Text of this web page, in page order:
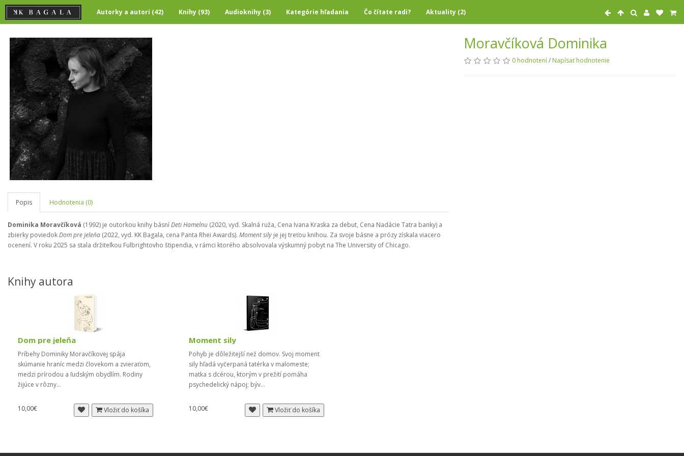
Autorky a autori (42) Knihy (93) Audioknihy (3) Kategórie hľadania Čo čítate radi? Aktuality (2)
Popis Hodnotenia (0)
Dominika Moravčíková (1992) je outorkou knihy básníDeti Hamelnu (2020, vyd. Skalná ruža, Cena Ivana Kraska za debut, Cena Nadácie Tatra banky) a
zbierky poviedokDom pre jeleňa (2022, vyd. KK Bagala, cena Panta Rhei Awards). Moment sily je jej treťou knihou. Za svoje básne a prózy získala viacero
ocenení. V roku 2025 sa stala držiteľkou Fulbrightovho štipendia, v rámci ktorého absolvovala výskumný pobyt na The University of Chicago.
Moravčíková Dominika
0 hodnotení/ Napísať hodnotenie
Knihy autora
Dom pre jeleňa
Príbehy Dominiky Moravčíkovej spája
skúmanie hraníc medzi človekom a zvieraťom,
medzi prírodou a ľudským obydlím. Rodiny
žijúce v rôzny...
10,00€ Vložiť do košíka
Moment sily
Pohyb je dôležitejší než domov. Svoj moment
sily hľadá vyčerpaná tatérka v malomeste;
matka s dcérou, ktorým v prežití pomáha
psychedelický nápoj; býv...
10,00€ Vložiť do košíka